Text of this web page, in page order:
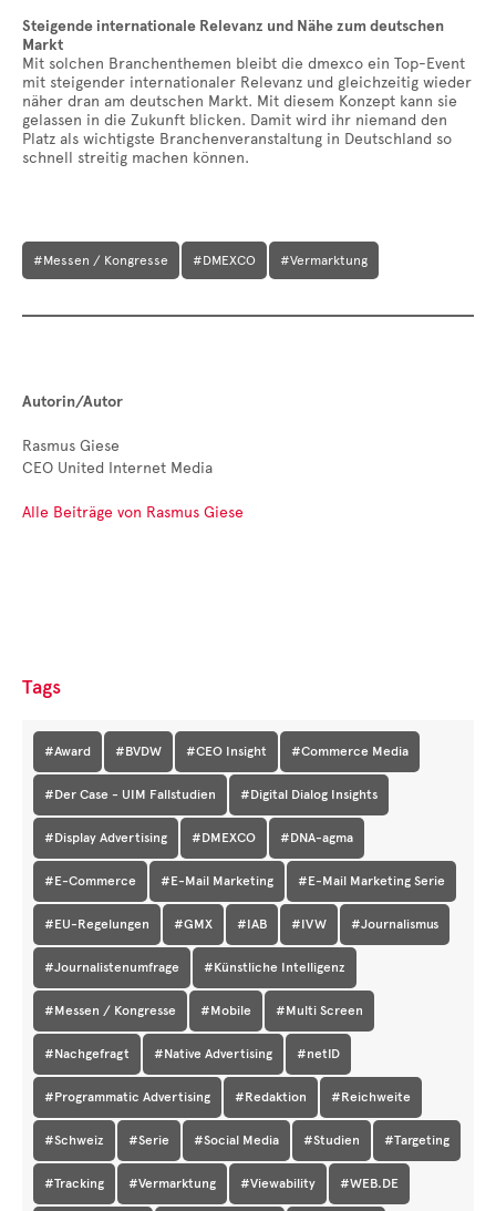
Steigende internationale Relevanz und Nähe zum deutschen
Markt
Mit solchen Branchenthemen bleibt die dmexco ein Top-Event
mit steigender internationaler Relevanz und gleichzeitig wieder
näher dran am deutschen Markt. Mit diesem Konzept kann sie
gelassen in die Zukunft blicken. Damit wird ihr niemand den
Platz als wichtigste Branchenveranstaltung in Deutschland so
schnell streitig machen können.
#Messen / Kongresse #DMEXCO #Vermarktung
Autorin/Autor
Rasmus Giese
CEO United Internet Media
Alle Beiträge von Rasmus Giese
Tags
#Award #BVDW #CEO Insight #Commerce Media
#Der Case - UIM Fallstudien #Digital Dialog Insights
#Display Advertising #DMEXCO #DNA-agma
#E-Commerce #E-Mail Marketing #E-Mail Marketing Serie
#EU-Regelungen #GMX #IAB #IVW #Journalismus
#Journalistenumfrage #Künstliche Intelligenz
#Messen / Kongresse #Mobile #Multi Screen
#Nachgefragt #Native Advertising #netID
#Programmatic Advertising #Redaktion #Reichweite
#Schweiz #Serie #Social Media #Studien #Targeting
#Tracking #Vermarktung #Viewability #WEB.DE